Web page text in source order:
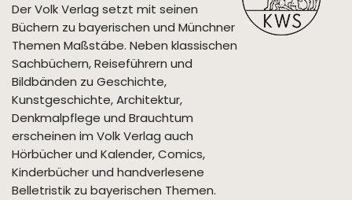
Der Volk Verlag setzt mit seinen
Büchern zu bayerischen und Münchner
Themen Maßstäbe. Neben klassischen
Sachbüchern, Reiseführern und
Bildbänden zu Geschichte,
Kunstgeschichte, Architektur,
Denkmalpflege und Brauchtum
erscheinen im Volk Verlag auch
Hörbücher und Kalender, Comics,
Kinderbücher und handverlesene
Belletristik zu bayerischen Themen.